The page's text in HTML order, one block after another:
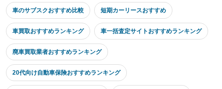
車のサブスクおすすめ比較 短期カーリースおすすめ
車買取おすすめランキング 車一括査定サイトおすすめランキング
廃車買取業者おすすめランキング
20代向け自動車保険おすすめランキング